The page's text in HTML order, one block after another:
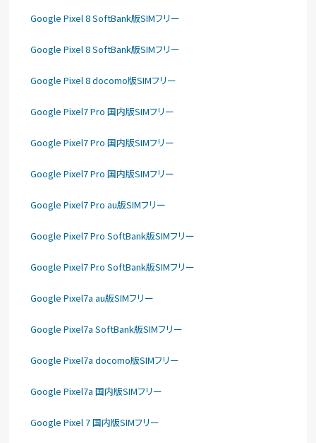
Google Pixel 8 SoftBank版SIMフリー
Google Pixel 8 SoftBank版SIMフリー
Google Pixel 8 docomo版SIMフリー
Google Pixel7 Pro 国内版SIMフリー
Google Pixel7 Pro 国内版SIMフリー
Google Pixel7 Pro 国内版SIMフリー
Google Pixel7 Pro au版SIMフリー
Google Pixel7 Pro SoftBank版SIMフリー
Google Pixel7 Pro SoftBank版SIMフリー
Google Pixel7a au版SIMフリー
Google Pixel7a SoftBank版SIMフリー
Google Pixel7a docomo版SIMフリー
Google Pixel7a 国内版SIMフリー
Google Pixel 7 国内版SIMフリー